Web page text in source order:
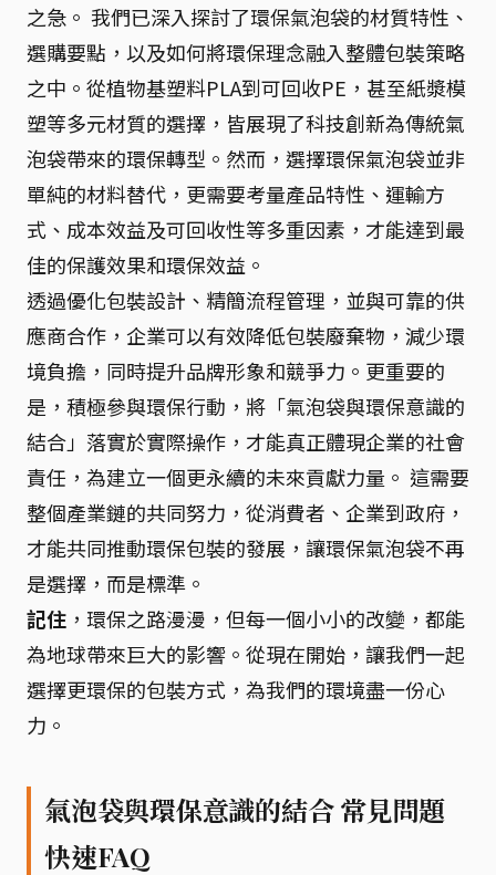
之急。 我們已深入探討了環保氣泡袋的材質特性、
選購要點，以及如何將環保理念融入整體包裝策略
之中。從植物基塑料PLA到可回收PE，甚至紙漿模
塑等多元材質的選擇，皆展現了科技創新為傳統氣
泡袋帶來的環保轉型。然而，選擇環保氣泡袋並非
單純的材料替代，更需要考量產品特性、運輸方
式、成本效益及可回收性等多重因素，才能達到最
佳的保護效果和環保效益。
透過優化包裝設計、精簡流程管理，並與可靠的供
應商合作，企業可以有效降低包裝廢棄物，減少環
境負擔，同時提升品牌形象和競爭力。更重要的
是，積極參與環保行動，將「氣泡袋與環保意識的
結合」落實於實際操作，才能真正體現企業的社會
責任，為建立一個更永續的未來貢獻力量。 這需要
整個產業鏈的共同努力，從消費者、企業到政府，
才能共同推動環保包裝的發展，讓環保氣泡袋不再
是選擇，而是標準。
記住 ，環保之路漫漫，但每一個小小的改變，都能
為地球帶來巨大的影響。從現在開始，讓我們一起
選擇更環保的包裝方式，為我們的環境盡一份心
力。
氣泡袋與環保意識的結合 常見問題
快速FAQ